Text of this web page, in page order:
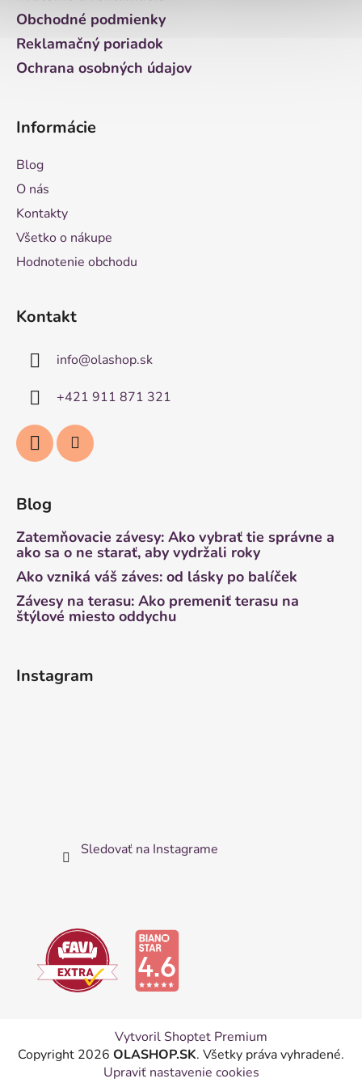
Obchodné podmienky
Reklamačný poriadok
Ochrana osobných údajov
Informácie
Blog
O nás
Kontakty
Všetko o nákupe
Hodnotenie obchodu
Kontakt
info@olashop.sk
+421 911 871 321
Blog
Zatemňovacie závesy: Ako vybrať tie správne a
ako sa o ne starať, aby vydržali roky
Ako vzniká váš záves: od lásky po balíček
Závesy na terasu: Ako premeniť terasu na
štýlové miesto oddychu
Instagram
Sledovať na Instagrame
Vytvoril Shoptet Premium
Copyright 2026 OLASHOP.SK. Všetky práva vyhradené.
Upraviť nastavenie cookies